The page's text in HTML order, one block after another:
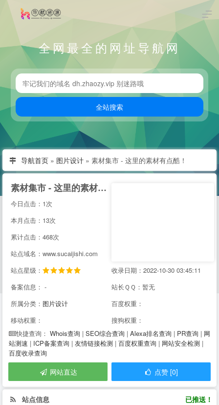
全网最全的网址导航网
导航首页 » 图片设计 » 素材集市 - 这里的素材有点酷！
素材集市 - 这里的素材有点酷！
今日点击：1次
本月点击：13次
累计点击：468次
站点域名：www.sucaijishi.com
站点星级：
收录日期：2022-10-30 03:45:11
备案信息： -
站长ＱＱ：暂无
所属分类： 图片设计
百度权重：
移动权重：
搜狗权重：
快捷查询： Whois查询 | SEO综合查询 | Alexa排名查询 | PR查询 | 网
站测速 | ICP备案查询 | 友情链接检测 | 百度权重查询 | 网站安全检测 |
百度收录查询
网站直达 点赞 [0]
站点信息 已推送！